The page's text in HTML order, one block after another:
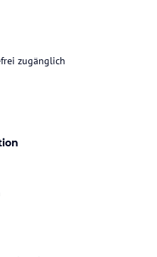
zugänglich